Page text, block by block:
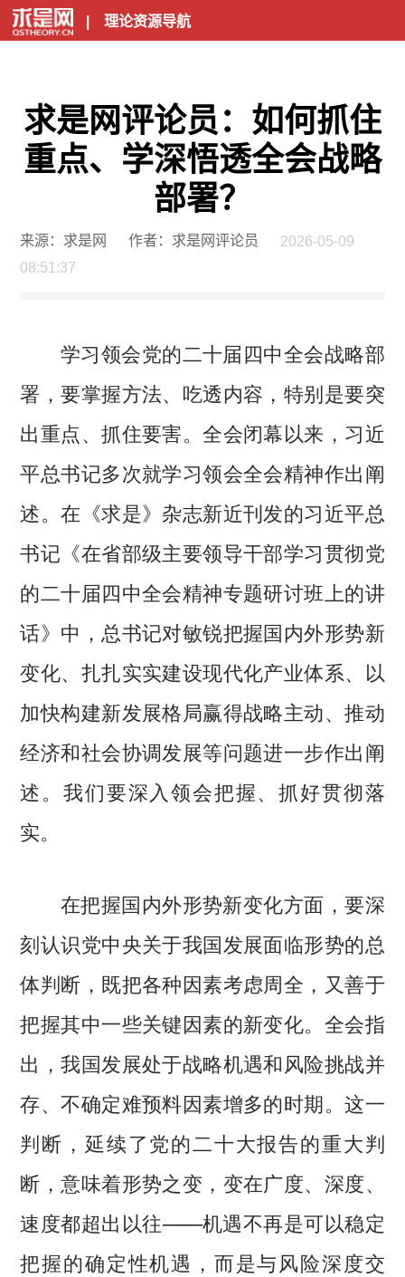
| 理论资源导航
求是网评论员：如何抓住
重点、学深悟透全会战略
部署？
来源：求是网 作者：求是网评论员
2026-05-09
08:51:37
学习领会党的二十届四中全会战略部
署，要掌握方法、吃透内容，特别是要突
出重点、抓住要害。全会闭幕以来，习近
平总书记多次就学习领会全会精神作出阐
述。在《求是》杂志新近刊发的习近平总
书记《在省部级主要领导干部学习贯彻党
的二十届四中全会精神专题研讨班上的讲
话》中，总书记对敏锐把握国内外形势新
变化、扎扎实实建设现代化产业体系、以
加快构建新发展格局赢得战略主动、推动
经济和社会协调发展等问题进一步作出阐
述。我们要深入领会把握、抓好贯彻落
实。
在把握国内外形势新变化方面，要深
刻认识党中央关于我国发展面临形势的总
体判断，既把各种因素考虑周全，又善于
把握其中一些关键因素的新变化。全会指
出，我国发展处于战略机遇和风险挑战并
存、不确定难预料因素增多的时期。这一
判断，延续了党的二十大报告的重大判
断，意味着形势之变，变在广度、深度、
速度都超出以往——机遇不再是可以稳定
把握的确定性机遇，而是与风险深度交